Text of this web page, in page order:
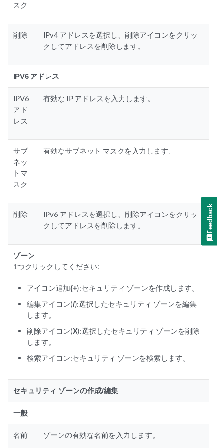
スク
削除
IPv4 アドレスを選択し、削除アイコンをクリッ
クしてアドレスを削除します。
IPV6 アドレス
IPV6
アド
レス
有効な IP アドレスを入力します。
サブ
ネッ
トマ
スク
有効なサブネット マスクを入力します。
削除
IPv6 アドレスを選択し、削除アイコンをクリッ
クしてアドレスを削除します。
ゾーン
1つクリックしてください:
アイコン追加(+):セキュリティ ゾーンを作成します。
編集アイコン(/):選択したセキュリティ ゾーンを編集
します。
削除アイコン(X):選択したセキュリティ ゾーンを削除
します。
検索アイコン:セキュリティ ゾーンを検索します。
セキュリティ ゾーンの作成/編集
一般
名前 ゾーンの有効な名前を入力します。
Feedback